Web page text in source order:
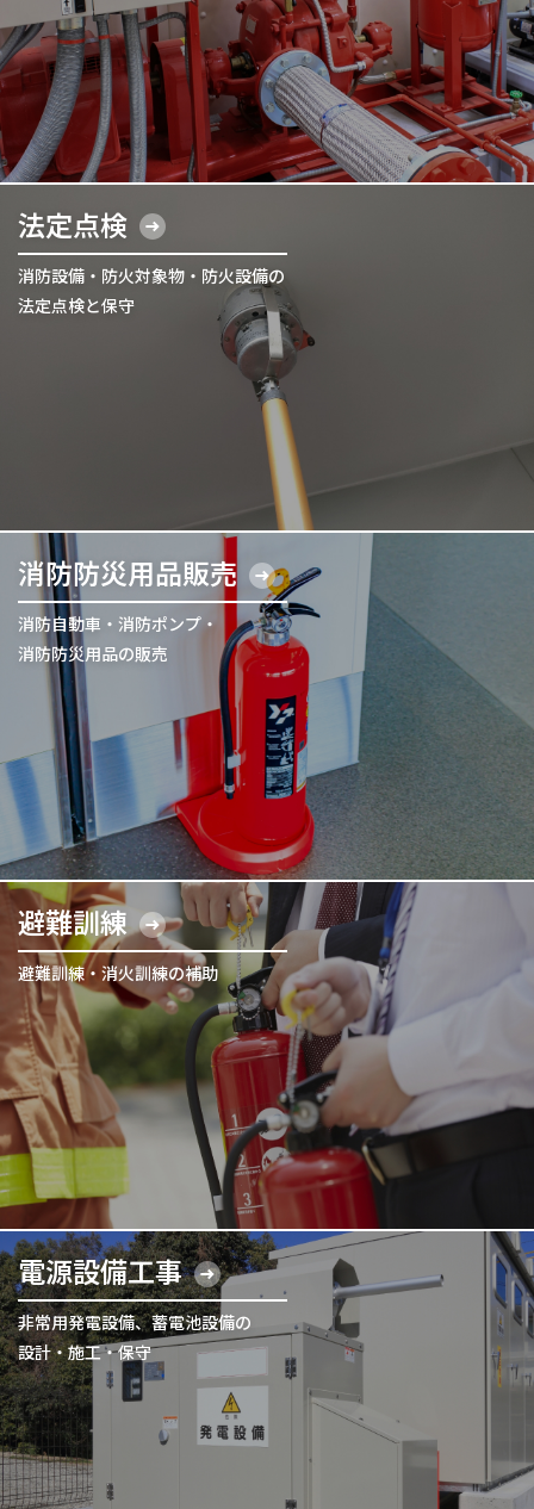
法定点検
消防設備・防火対象物・防火設備の
法定点検と保守
消防防災用品販売
消防自動車・消防ポンプ・
消防防災用品の販売
避難訓練
避難訓練・消火訓練の補助
電源設備工事
非常用発電設備、蓄電池設備の
設計・施工・保守